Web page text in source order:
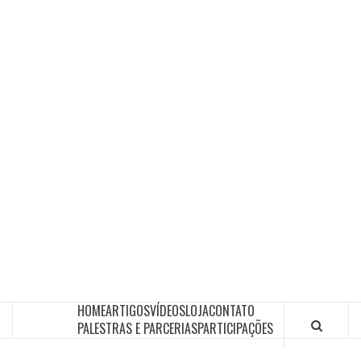
HOMEARTIGOSVÍDEOSLOJACONTATO
PALESTRAS E PARCERIASPARTICIPAÇÕES